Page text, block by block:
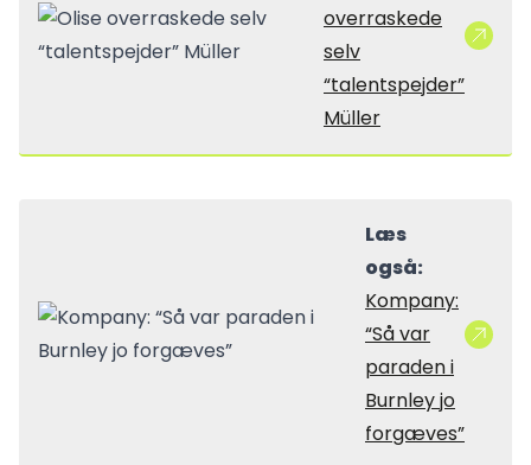
overraskede
selv
“talentspejder”
Müller
Læs
også:
Kompany:
“Så var
paraden i
Burnley jo
forgæves”